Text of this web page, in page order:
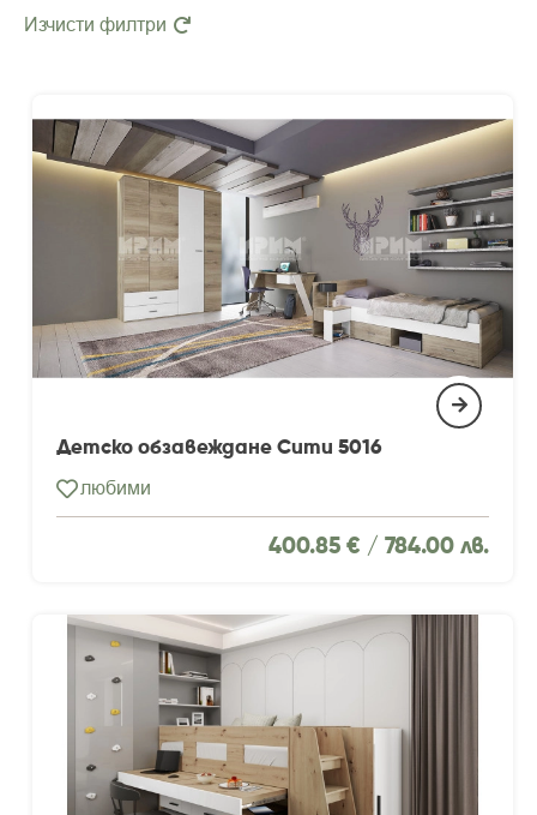
Препоръчани
Изчисти филтри
Детско обзавеждане Сити 5016
любими
400.85 € / 784.00 лв.